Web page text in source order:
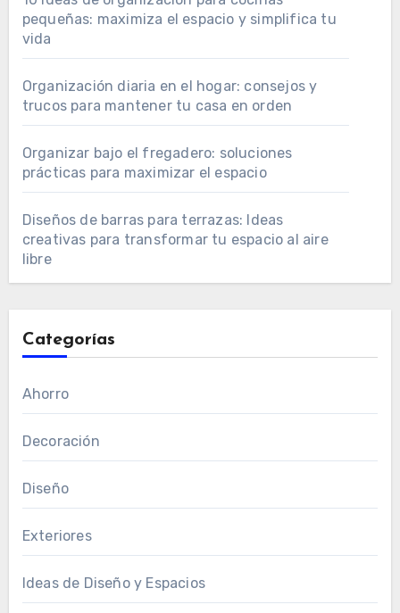
pequeñas: maximiza el espacio y simplifica tu
vida
Organización diaria en el hogar: consejos y
trucos para mantener tu casa en orden
Organizar bajo el fregadero: soluciones
prácticas para maximizar el espacio
Diseños de barras para terrazas: Ideas
creativas para transformar tu espacio al aire
libre
Categorías
Ahorro
Decoración
Diseño
Exteriores
Ideas de Diseño y Espacios